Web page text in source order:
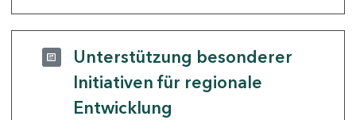
Unterstützung besonderer
Initiativen für regionale
Entwicklung